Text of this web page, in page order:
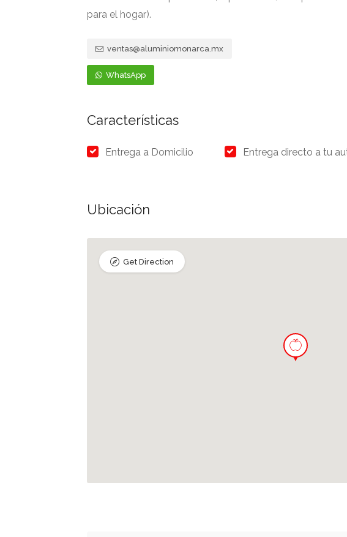
para el hogar).
ventas@aluminiomonarca.mx
WhatsApp
Características
Entrega a Domicilio Entrega directo a tu
Ubicación
Get Direction